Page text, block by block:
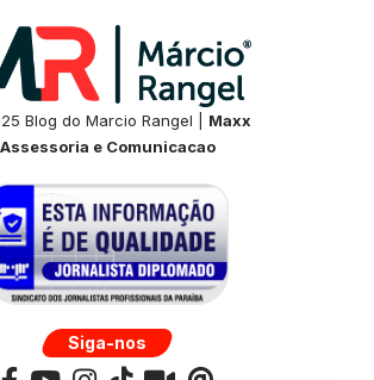
Blog do Marcio Rangel | Maxx
Assessoria e Comunicacao
Siga-nos